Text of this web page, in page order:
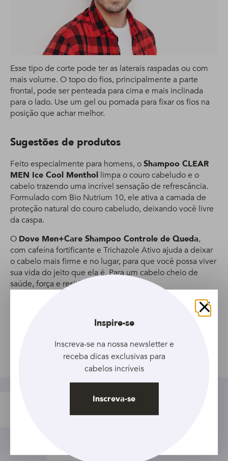
Esse tipo de corte pode ter as laterais raspadas ou com
mais volume. O topo do fios, principalmente a parte
frontal, pode ser penteada para cima e mais inclinada
para o lado. Use um gel ou pomada para fixar os fios na
posição que achar melhor.
Sugestões de produtos
Feito especialmente para homens, oShampoo CLEAR
MEN Ice Cool Menthol limpa o couro cabeludo e o
cabelo trazendo uma incrível sensação de refrescância.
Formulado com Bio Nutrium 10, ele ativa a camada de
proteção natural do couro cabeludo, deixando você livre
da caspa.
O Dove Men+Care Shampoo Controle de Queda,
com cafeína fortificante e Trichazole Ativo ajuda a deixar
o cabelo mais firme e no lugar, para que você possa viver
sua vida do jeito que ela é. Para um cabelo cheio de
saúde, força e resitência.
Creme para Pentear Dove Men+Care Força e
controla o volume e deixa o cabelo macio e
bonito até nos dias mais difíceis. Aplique depois da
Fechar
Inspire-se
Inscreva-se na nossa newsletter e
receba dicas exclusivas para
cabelos incríveis
Inscreva-se